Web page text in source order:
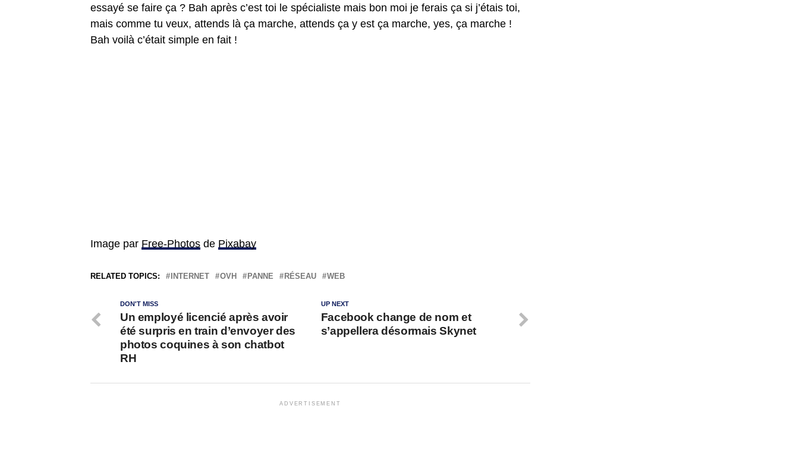
essayé se faire ça ? Bah après c’est toi le spécialiste mais bon moi je ferais ça si j’étais toi,
mais comme tu veux, attends là ça marche, attends ça y est ça marche, yes, ça marche !
Bah voilà c’était simple en fait !
Image par Free-Photos de Pixabay
RELATED TOPICS: INTERNET OVH PANNE RÉSEAU WEB
UP NEXT
Facebook change de nom et
s’appellera désormais Skynet
DON'T MISS
Un employé licencié après avoir
été surpris en train d’envoyer des
photos coquines à son chatbot
RH
ADVERTISEMENT